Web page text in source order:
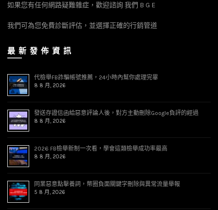
如果您有任何網路疑難雜症，歡迎諮詢 我們 B G E
我們可為您免費診斷評估，並選擇正確的行銷管道
最 新 發 佈 資 訊
代檢舉FB詐騙帳號推薦，24小時內幫你處理完畢
8 8 月, 2026
發送存證信函給惡意評論人後，對方主動刪除Google負評的經過
8 8 月, 2026
2026 FB檢舉新制一次看，學會這類檢舉成功率最高
8 8 月, 2026
同業惡意點擊養詞，幣圈負面關鍵字刪除與異常流量舉報
5 8 月, 2026